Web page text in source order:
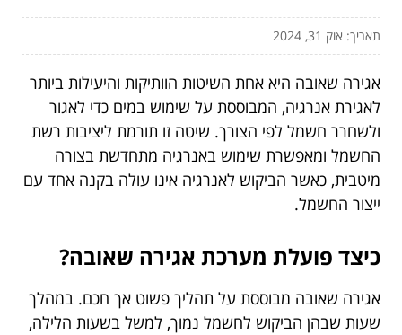
תאריך: אוק 31, 2024
אגירה שאובה היא אחת השיטות הוותיקות והיעילות ביותר
לאגירת אנרגיה, המבוססת על שימוש במים כדי לאגור
ולשחרר חשמל לפי הצורך. שיטה זו תורמת ליציבות רשת
החשמל ומאפשרת שימוש באנרגיה מתחדשת בצורה
מיטבית, כאשר הביקוש לאנרגיה אינו עולה בקנה אחד עם
ייצור החשמל.
כיצד פועלת מערכת אגירה שאובה?
אגירה שאובה מבוססת על תהליך פשוט אך חכם. במהלך
שעות שבהן הביקוש לחשמל נמוך, למשל בשעות הלילה,